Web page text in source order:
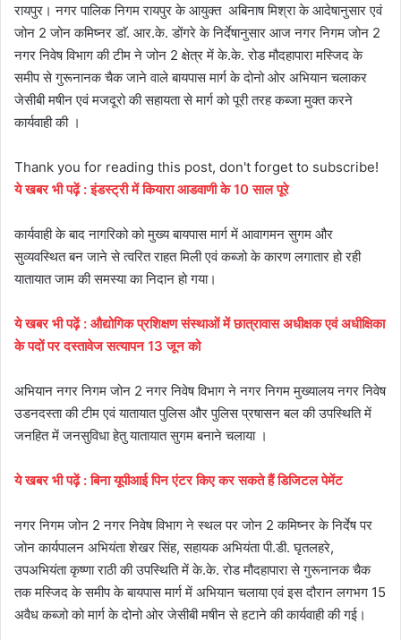
रायपुर। नगर पालिक निगम रायपुर के आयुक्त अबिनाष मिश्रा के आदेषानुसार एवं
जोन 2 जोन कमिष्नर डाॅ. आर.के. डोंगरे के निर्देषानुसार आज नगर निगम जोन 2
नगर निवेष विभाग की टीम ने जोन 2 क्षेत्र में के.के. रोड मौदहापारा मस्जिद के
समीप से गुरूनानक चैक जाने वाले बायपास मार्ग के दोनो ओर अभियान चलाकर
जेसीबी मषीन एवं मजदूरो की सहायता से मार्ग को पूरी तरह कब्जा मुक्त करने
कार्यवाही की ।
Thank you for reading this post, don't forget to subscribe!
ये खबर भी पढ़ें: इंडस्ट्री में कियारा आडवाणी के 10 साल पूरे
कार्यवाही के बाद नागरिको को मुख्य बायपास मार्ग में आवागमन सुगम और
सुव्यवस्थित बन जाने से त्वरित राहत मिली एवं कब्जो के कारण लगातार हो रही
यातायात जाम की समस्या का निदान हो गया।
ये खबर भी पढ़ें: औद्योगिक प्रशिक्षण संस्थाओं में छात्रावास अधीक्षक एवं अधीक्षिका
के पदों पर दस्तावेज सत्यापन13जून को
अभियान नगर निगम जोन 2 नगर निवेष विभाग ने नगर निगम मुख्यालय नगर निवेष
उडनदस्ता की टीम एवं यातायात पुलिस और पुलिस प्रषासन बल की उपस्थिति में
जनहित में जनसुविधा हेतु यातायात सुगम बनाने चलाया ।
ये खबर भी पढ़ें : बिना यूपीआई पिन एंटर किए कर सकते हैं डिजिटल पेमेंट
नगर निगम जोन 2 नगर निवेष विभाग ने स्थल पर जोन 2 कमिष्नर के निर्देष पर
जोन कार्यपालन अभियंता शेखर सिंह, सहायक अभियंता पी.डी. घृतलहरे,
उपअभियंता कृष्णा राठी की उपस्थिति में के.के. रोड मौदहापारा से गुरूनानक चैक
तक मस्जिद के समीप के बायपास मार्ग में अभियान चलाया एवं इस दौरान लगभग 15
अवैध कब्जो को मार्ग के दोनो ओर जेसीबी मषीन से हटाने की कार्यवाही की गई।